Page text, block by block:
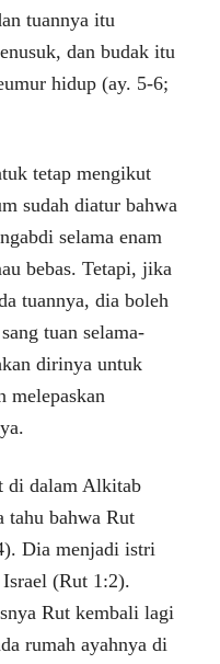
tuannya itu
dan budak itu
hidup (ay. 5-6;
tetap mengikut
sudah diatur bahwa
selama enam
bebas. Tetapi, jika
tuannya, dia boleh
tuan selama-
dirinya untuk
melepaskan
di dalam Alkitab
tahu bahwa Rut
Dia menjadi istri
(Rut 1:2).
Rut kembali lagi
rumah ayahnya di